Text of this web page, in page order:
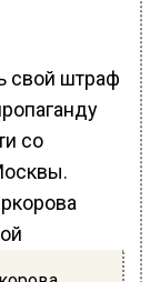
свой штраф
со